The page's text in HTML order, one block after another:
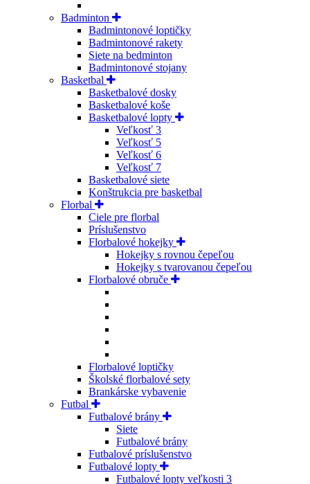
Badminton
Badmintonové loptičky
Badmintonové rakety
Siete na bedminton
Badmintonové stojany
Basketbal
Basketbalové dosky
Basketbalové koše
Basketbalové lopty
Veľkosť 3
Veľkosť 5
Veľkosť 6
Veľkosť 7
Basketbalové siete
Konštrukcia pre basketbal
Florbal
Ciele pre florbal
Príslušenstvo
Florbalové hokejky
Hokejky s rovnou čepeľou
Hokejky s tvarovanou čepeľou
Florbalové obruče
Florbalové loptičky
Školské florbalové sety
Brankárske vybavenie
Futbal
Futbalové brány
Siete
Futbalové brány
Futbalové príslušenstvo
Futbalové lopty
Futbalové lopty veľkosti 3